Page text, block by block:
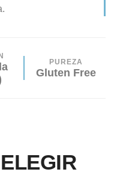
PUREZA
Gluten Free